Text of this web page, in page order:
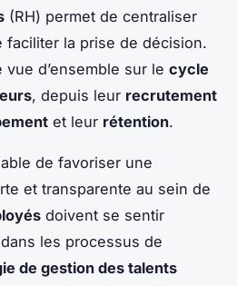
(RH) permet de centraliser
faciliter la prise de décision.
d’ensemble sur le cycle
, depuis leur recrutement
et leur rétention.
de favoriser une
et transparente au sein de
doivent se sentir
les processus de
de gestion des talents